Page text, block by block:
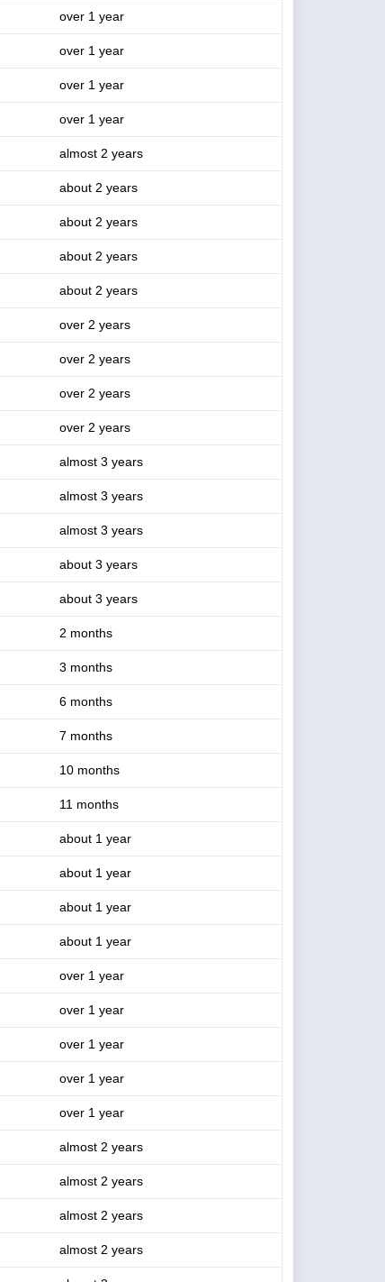
over 1 year
over 1 year
over 1 year
over 1 year
almost 2 years
about 2 years
about 2 years
about 2 years
about 2 years
over 2 years
over 2 years
over 2 years
over 2 years
almost 3 years
almost 3 years
almost 3 years
about 3 years
about 3 years
2 months
3 months
6 months
7 months
10 months
11 months
about 1 year
about 1 year
about 1 year
about 1 year
over 1 year
over 1 year
over 1 year
over 1 year
over 1 year
almost 2 years
almost 2 years
almost 2 years
almost 2 years